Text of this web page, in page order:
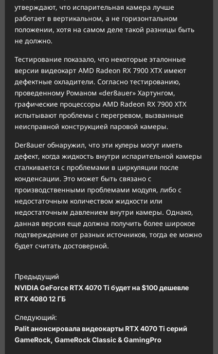
утверждают, что испарительная камера лучше
работает в вертикальном, а не горизонтальном
положении, хотя на самом деле такой разницы быть
не должно.
Тестирование показало, что некоторые эталонные
версии видеокарт AMD Radeon RX 7900 XTX имеют
дефектные охладители. Согласно тестированию,
проведенному Романом «der8auer» Хартунгом,
графические процессоры AMD Radeon RX 7900 XTX
испытывают проблемы с перегревом, вызванные
неисправной конструкцией паровой камеры.
Der8auer обнаружил, что эти кулеры могут иметь
дефект, когда жидкость внутри испарительной камеры
сталкивается с проблемами в циркуляции после
конденсации. Это может быть связано с
производственными проблемами модуля, либо с
недостаточным количеством жидкости или
недостаточным давлением внутри камеры. Однако,
данная версия еще должна получить более широкое
подтверждение от разных источников, тогда ее можно
будет считать достоверной.
а
в
и
г
а
Предыдущий
NVIDIA GeForce RTX 4070 Ti будет на $100 дешевле
RTX 4080 12 ГБ
Следующий:
Palit анонсировала видеокарты RTX 4070 Ti серий
GameRock, GameRock Classic & GamingPro